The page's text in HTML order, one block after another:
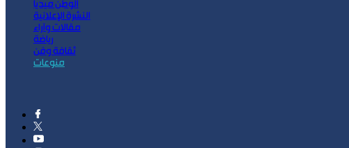
الوطن ميديا
النشرة الإعلانية
مقالات وآراء
رياضة
ثقافة وفن
منوعات